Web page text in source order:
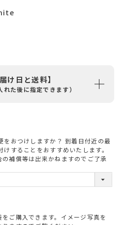
け日と送料】
れた後に指定できます）
おつけしますか？ 到着日付近の最
することをおすすめいたします。
補償等は出来かねますのでご了承
ご購入できます。イメージ写真を